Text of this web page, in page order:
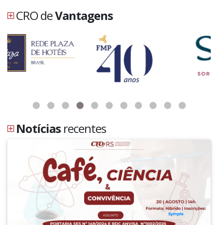
CRO deVantagens
Notícias recentes